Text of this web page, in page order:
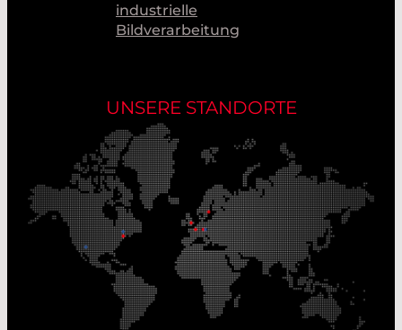
industrielle
Bildverarbeitung
UNSERE STANDORTE